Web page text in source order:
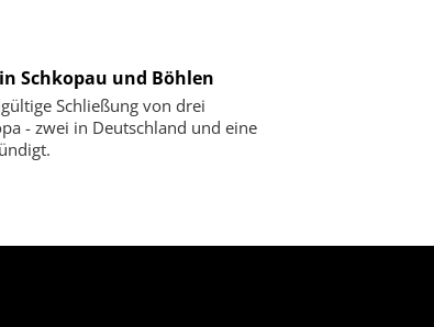
Schkopau und Böhlen
Schließung von drei
- zwei in Deutschland und eine